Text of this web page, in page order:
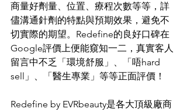
商量好劑量、位置、療程次數等等，詳
儘溝通針劑的特點與預期效果，避免不
切實際的期望。Redefine的良好口碑在
Google評價上便能窺知一二，真實客人
留言中不乏「環境舒服」、「唔hard
sell」、「醫生專業」等等正面評價！
Redefine by EVRbeauty是各大頂級廠商